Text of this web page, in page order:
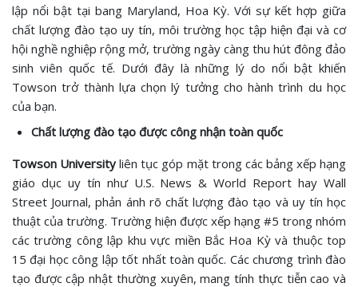
lập nổi bật tại bang Maryland, Hoa Kỳ. Với sự kết hợp giữa
chất lượng đào tạo uy tín, môi trường học tập hiện đại và cơ
hội nghề nghiệp rộng mở, trường ngày càng thu hút đông đảo
sinh viên quốc tế. Dưới đây là những lý do nổi bật khiến
Towson trở thành lựa chọn lý tưởng cho hành trình du học
của bạn.
Chất lượng đào tạo được công nhận toàn quốc
Towson Universityliên tục góp mặt trong các bảng xếp hạng
giáo dục uy tín như U.S. News & World Report hay Wall
Street Journal, phản ánh rõ chất lượng đào tạo và uy tín học
thuật của trường. Trường hiện được xếp hạng #5 trong nhóm
các trường công lập khu vực miền Bắc Hoa Kỳ và thuộc top
15 đại học công lập tốt nhất toàn quốc. Các chương trình đào
tạo được cập nhật thường xuyên, mang tính thực tiễn cao và